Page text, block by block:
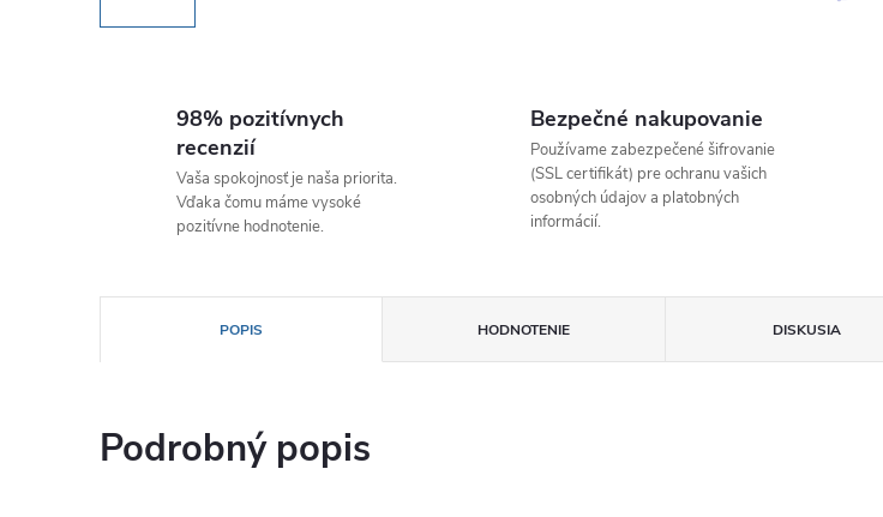
98% pozitívnych
recenzií
Vaša spokojnosť je naša priorita.
Vďaka čomu máme vysoké
pozitívne hodnotenie.
Bezpečné nakupovanie
Používame zabezpečené šifrovanie
(SSL certifikát) pre ochranu vašich
osobných údajov a platobných
informácií.
POPIS HODNOTENIE DISKUSIA
Podrobný popis